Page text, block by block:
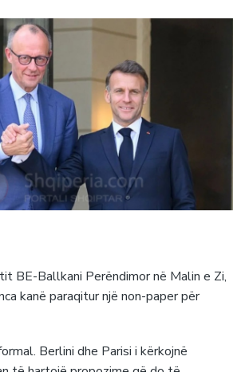
BE-Ballkani Perëndimor në Malin e Zi,
kanë paraqitur një non-paper për
Berlini dhe Parisi i kërkojnë